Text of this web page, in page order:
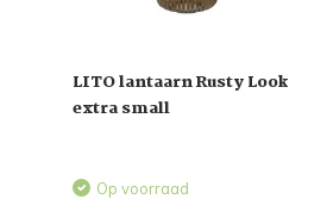
LITO lantaarn Rusty Look
extra small
Op voorraad